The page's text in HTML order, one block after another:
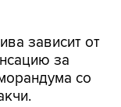
зависит от
за
со